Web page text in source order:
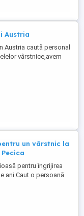
Austria
Austria caută personal
vârstnice,avem
germană la nivel
zi incepe de la 73euro
un vârstnic la
pentru îngrijirea
ani Caut o persoană
ofere sprijin pentru
* Curățenie în
rufelor o dată pe
mesei de prânz